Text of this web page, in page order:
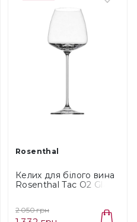
Rosenthal
Келих для білого вина
Rosenthal Tac O2 Glatt,
48019)
2 050 грн